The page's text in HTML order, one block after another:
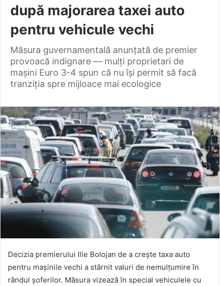
după majorarea taxei auto
pentru vehicule vechi
Măsura guvernamentală anunțată de premier
provoacă indignare — mulți proprietari de
mașini Euro 3-4 spun că nu își permit să facă
tranziția spre mijloace mai ecologice
Decizia premierului Ilie Bolojan de a crește taxa auto
pentru mașinile vechi a stârnit valuri de nemulțumire în
rândul șoferilor. Măsura vizează în special vehiculele cu